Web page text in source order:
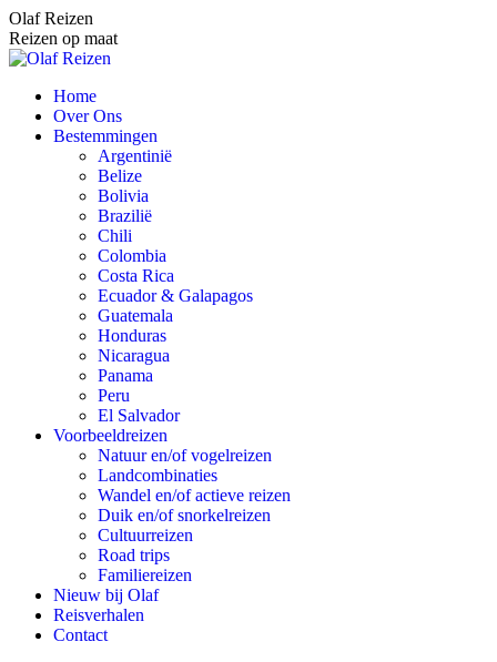
Spring
naar
content
Olaf Reizen
Reizen op maat
Home
Over Ons
Bestemmingen
Argentinië
Belize
Bolivia
Brazilië
Chili
Colombia
Costa Rica
Ecuador & Galapagos
Guatemala
Honduras
Nicaragua
Panama
Peru
El Salvador
Voorbeeldreizen
Natuur en/of vogelreizen
Landcombinaties
Wandel en/of actieve reizen
Duik en/of snorkelreizen
Cultuurreizen
Road trips
Familiereizen
Nieuw bij Olaf
Reisverhalen
Contact